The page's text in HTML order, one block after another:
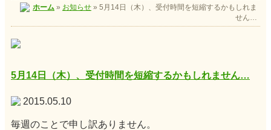
ホーム » お知らせ » 5月14日（木）、受付時間を短縮するかもしれま
せん…
5月14日（木）、受付時間を短縮するかもしれません…
2015.05.10
毎週のことで申し訳ありません。